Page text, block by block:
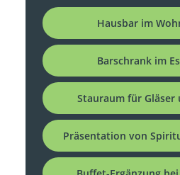
Hausbar im
Barschrank im
Stauraum für Gläser
Präsentation von